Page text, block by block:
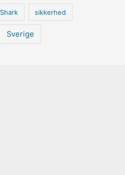
Shark sikkerhed
Sverige